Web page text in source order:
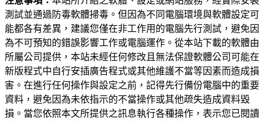
測試並通過防毒軟體掃毒。但因為不同電腦環境與軟體設定可
能都各有差異，建議您僅在非工作用的電腦先行測試，避免因
為不可預知的錯誤影響工作或電腦運作。從本站下載的軟體由
所屬公司提供，本站未經任何修改且無法保證軟體公司可能在
新版程式中自行安插廣告程式或其他維護不當等因素而造成損
害。在進行任何操作與設定之前，記得先行備份電腦中的重要
資料，避免因為未依指示的不當操作或其他疏失造成資料毀
損。當您依照本文所提供之訊息執行各種操作，表示您已閱讀